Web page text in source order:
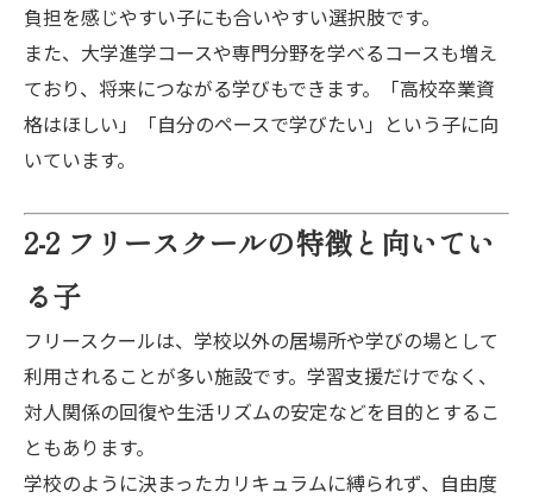
負担を感じやすい子にも合いやすい選択肢です。
また、大学進学コースや専門分野を学べるコースも増え
ており、将来につながる学びもできます。「高校卒業資
格はほしい」「自分のペースで学びたい」という子に向
いています。
2-2 フリースクールの特徴と向いてい
る子
フリースクールは、学校以外の居場所や学びの場として
利用されることが多い施設です。学習支援だけでなく、
対人関係の回復や生活リズムの安定などを目的とするこ
ともあります。
学校のように決まったカリキュラムに縛られず、自由度